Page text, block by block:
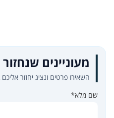
מעוניינים
השאירו פרטים ונציג יחזור
שם מלא*